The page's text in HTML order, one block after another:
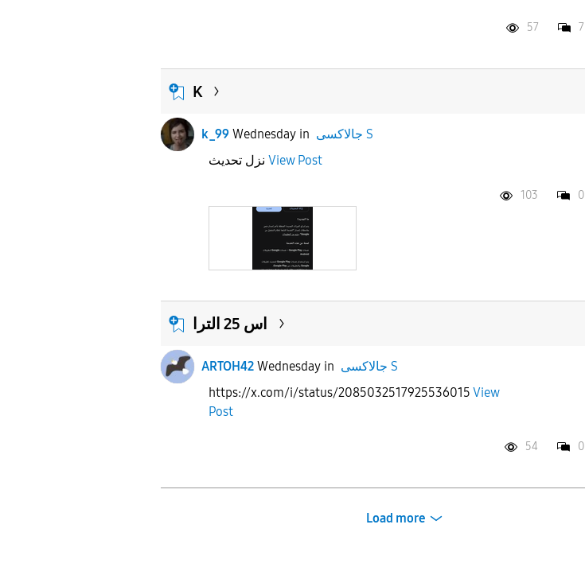
57 7
K
k_99 Wednesday in
جالاكسى S
View Post
103 0
اس 25 الترا
ARTOH42 Wednesday in
جالاكسى S
https://x.com/i/status/2085032517925536015 View
Post
54 0
Load more